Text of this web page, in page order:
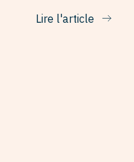
Lire l'article